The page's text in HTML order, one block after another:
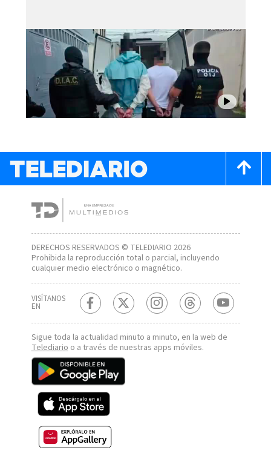
DERECHOS RESERVADOS © TELEDIARIO 2026
Prohibida la reproducción total o parcial, incluyendo
cualquier medio electrónico o magnético.
VISÍTANOS
EN
Sigue toda la actualidad minuto a minuto, en la web de
Telediario o a través de nuestras apps móviles.